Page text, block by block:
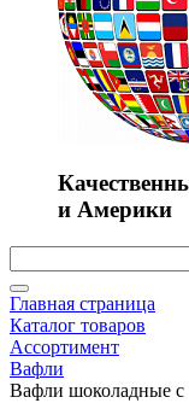
и Америки
Главная страница
Каталог товаров
Ассортимент
Вафли
Вафли шоколадные с